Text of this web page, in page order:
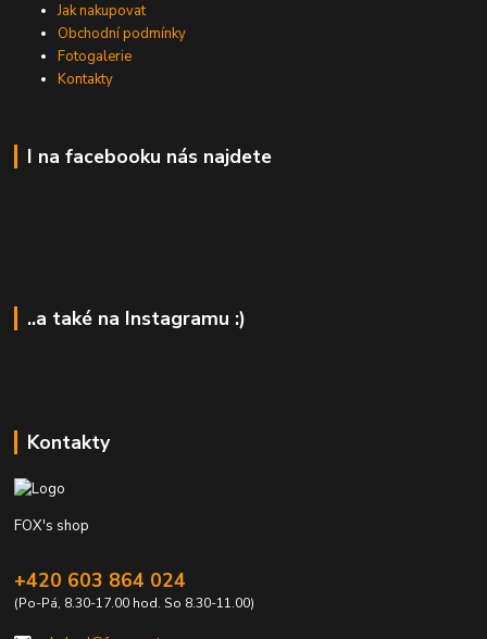
Jak nakupovat
Obchodní podmínky
Fotogalerie
Kontakty
I na facebooku nás najdete
..a také na Instagramu :)
Kontakty
FOX's shop
+420 603 864 024
(Po-Pá, 8.30-17.00 hod. So 8.30-11.00)